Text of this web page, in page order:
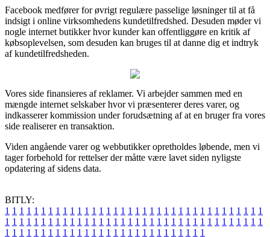
Facebook medfører for øvrigt regulære passelige løsninger til at få
indsigt i online virksomhedens kundetilfredshed. Desuden møder vi
nogle internet butikker hvor kunder kan offentliggøre en kritik af
købsoplevelsen, som desuden kan bruges til at danne dig et indtryk
af kundetilfredsheden.
Vores side finansieres af reklamer. Vi arbejder sammen med en
mængde internet selskaber hvor vi præsenterer deres varer, og
indkasserer kommission under forudsætning af at en bruger fra vores
side realiserer en transaktion.
Viden angående varer og webbutikker opretholdes løbende, men vi
tager forbehold for rettelser der måtte være lavet siden nyligste
opdatering af sidens data.
BITLY:
1 1 1 1 1 1 1 1 1 1 1 1 1 1 1 1 1 1 1 1 1 1 1 1 1 1 1 1 1 1 1 1 1 1 1 1
1 1 1 1 1 1 1 1 1 1 1 1 1 1 1 1 1 1 1 1 1 1 1 1 1 1 1 1 1 1 1 1 1 1 1 1
1 1 1 1 1 1 1 1 1 1 1 1 1 1 1 1 1 1 1 1 1 1 1 1 1 1 1 1